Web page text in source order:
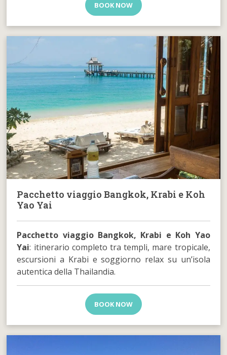
BOOK NOW
Pacchetto viaggio Bangkok, Krabi e Koh
Yao Yai
Pacchetto viaggio Bangkok, Krabi e Koh Yao
Yai: itinerario completo tra templi, mare tropicale,
escursioni a Krabi e soggiorno relax su un’isola
autentica della Thailandia.
BOOK NOW